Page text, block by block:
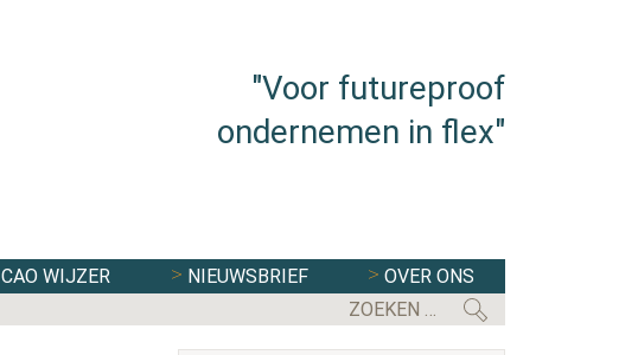
"Voor futureproof
ondernemen in flex"
CAO WIJZER NIEUWSBRIEF
OVER ONS